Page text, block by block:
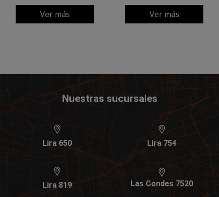
Ver más Ver más
Nuestras sucursales
Lira 650 Lira 754
Lira 819 Las Condes 7520